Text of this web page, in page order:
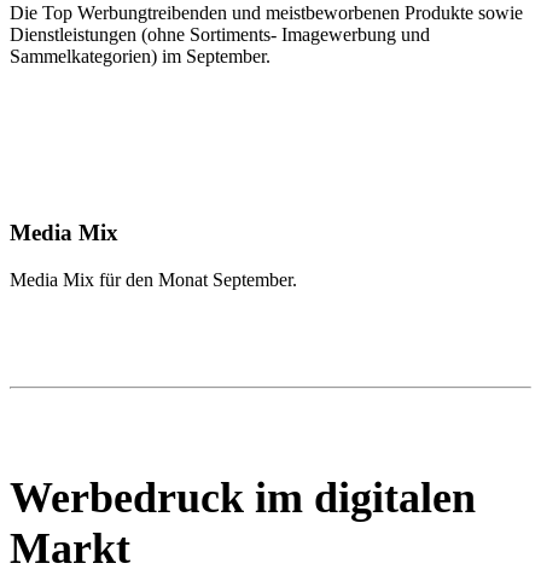
Die Top Werbungtreibenden und meistbeworbenen Produkte sowie
Dienstleistungen (ohne Sortiments- Imagewerbung und
Sammelkategorien) im September.
Media Mix
Media Mix für den Monat September.
Werbedruck im digitalen
Markt